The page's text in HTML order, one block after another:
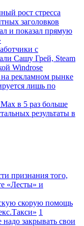
рост стресса
заголовков
и показал прямую
с
Сашу Грей, Steam
Windrose
рекламном рынке
лишь по
в 5 раз больше
результаты в
признания того,
«Лесты» и
скорую помощь
1
надо закрывать свои